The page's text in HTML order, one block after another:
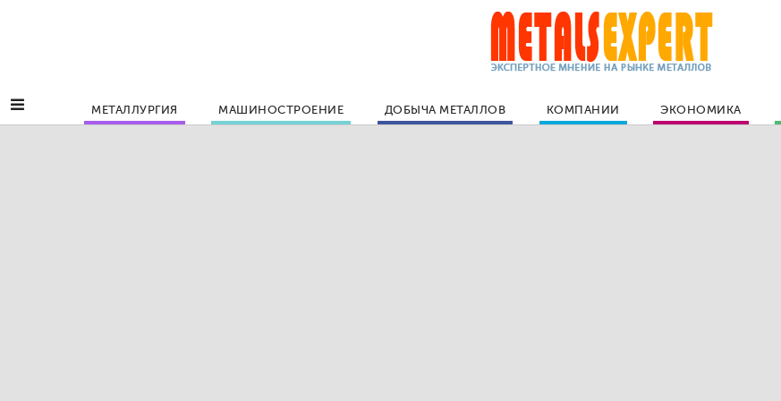
МЕТАЛЛУРГИЯ МАШИНОСТРОЕНИЕ ДОБЫЧА МЕТАЛЛОВ КОМПАНИИ ЭКОНОМИКА